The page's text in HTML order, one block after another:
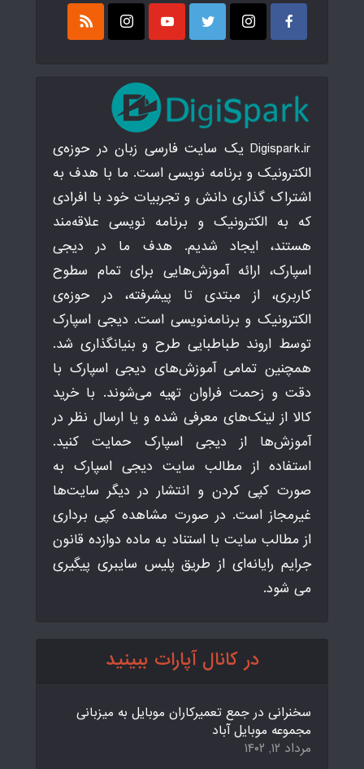
Digispark.ir یک سایت فارسی زبان در حوزه‌ی
الکترونیک و برنامه نویسی است. ما با هدف به
اشتراک گذاری دانش و تجربیات خود با افرادی
که به الکترونیک و برنامه نویسی علاقه‌مند
هستند، ایجاد شدیم. هدف ما در دیجی
اسپارک، ارائه آموزش‌هایی برای تمام سطوح
کاربری، از مبتدی تا پیشرفته، در حوزه‌ی
الکترونیک و برنامه‌نویسی است. دیجی اسپارک
توسط اروند طباطبایی طرح و بنیانگذاری شد.
همچنین تمامی آموزش‌های دیجی اسپارک با
دقت و زحمت فراوان تهیه می‌شوند. با خرید
کالا از لینک‌های معرفی شده و یا ارسال نظر در
آموزش‌ها از دیجی اسپارک حمایت کنید.
استفاده از مطالب سایت دیجی اسپارک به
صورت کپی کردن و انتشار در دیگر سایت‌ها
غیرمجاز است. در صورت مشاهده کپی برداری
از مطالب سایت با استناد به ماده دوازده قانون
جرایم رایانه‌ای از طریق پلیس سایبری پیگیری
می شود.
در کانال آپارات ببینید
سخنرانی در جمع تعمیرکاران موبایل به میزبانی
مجموعه موبایل آباد
مرداد ۱۲, ۱۴۰۲